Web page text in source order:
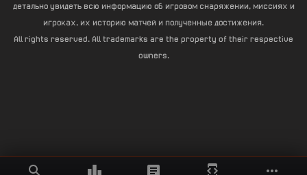
детально увидеть всю информацию об игровом снаряжении, миссиях и
игроках, их историю матчей и полученные достижения.
All rights reserved. All trademarks are the property of their respective
owners.